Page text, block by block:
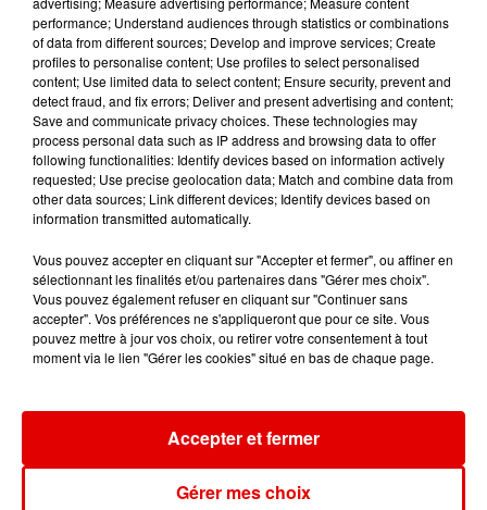
JUNGELI FEAT. EMMA
Juste Un Peu
MILEY CYRUS
Dream As One
CLARA LUCIANI
Tout Le Monde
(sauf Toi)
performance; Understand audiences through statistics or combinations
of data from different sources; Develop and improve services; Create
profiles to personalise content; Use profiles to select personalised
content; Use limited data to select content; Ensure security, prevent and
detect fraud, and fix errors; Deliver and present advertising and content;
Save and communicate privacy choices. These technologies may
process personal data such as IP address and browsing data to offer
following functionalities: Identify devices based on information actively
requested; Use precise geolocation data; Match and combine data from
other data sources; Link different devices; Identify devices based on
information transmitted automatically.
Vous pouvez accepter en cliquant sur "Accepter et fermer", ou affiner en
sélectionnant les finalités et/ou partenaires dans "Gérer mes choix".
Vous pouvez également refuser en cliquant sur "Continuer sans
accepter". Vos préférences ne s'appliqueront que pour ce site. Vous
pouvez mettre à jour vos choix, ou retirer votre consentement à tout
moment via le lien "Gérer les cookies" situé en bas de chaque page.
Gérer mes choix
Accepter et fermer